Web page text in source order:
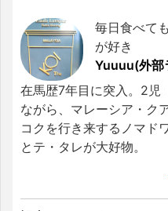
毎日食べて
が好き
Yuuuu(外部
在馬歴7年目に突入。2児
ながら、マレーシア・ク
コクを行き来するノマド
とテ・タレが大好物。